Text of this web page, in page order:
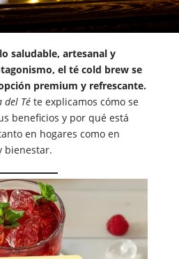
saludable, artesanal y
el té cold brew se
premium y refrescante.
del Téte explicamos cómo se
beneficios y por qué está
en hogares como en
bienestar.